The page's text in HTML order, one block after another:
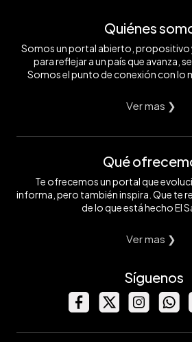
Quiénes
Somos un portal abierto, propositivo
para reflejar a un país que avanza,
Somos el punto de conexión con lo
Ver mas ❯
Qué
Te ofrecemos un portal que
informa, pero también inspira. Que te
de lo que está hecho El
Ver mas ❯
Síguenos